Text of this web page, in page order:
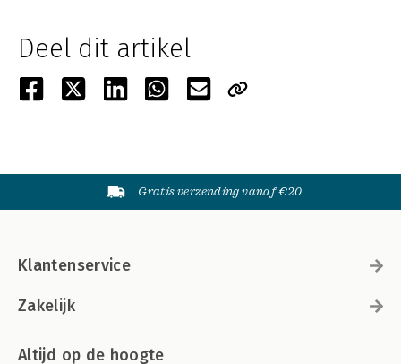
Deel dit artikel
Gratis verzending vanaf €20
Klantenservice
Zakelijk
Altijd op de hoogte